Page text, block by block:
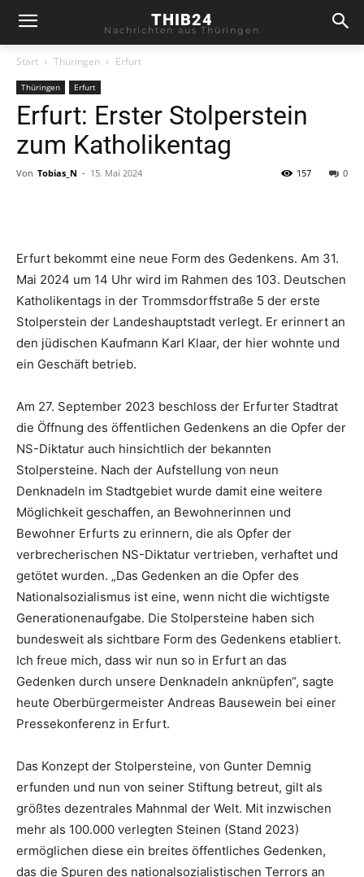
THIB24
Nachrichten aus Thüringen
Start Thüringen Erfurt
Thüringen Erfurt
Erfurt: Erster Stolperstein
zum Katholikentag
Von Tobias_N - 15. Mai 2024 0
157
Erfurt bekommt eine neue Form des Gedenkens. Am 31.
Mai 2024 um 14 Uhr wird im Rahmen des 103. Deutschen
Katholikentags in der Trommsdorffstraße 5 der erste
Stolperstein der Landeshauptstadt verlegt. Er erinnert an
den jüdischen Kaufmann Karl Klaar, der hier wohnte und
ein Geschäft betrieb.
Am 27. September 2023 beschloss der Erfurter Stadtrat
die Öffnung des öffentlichen Gedenkens an die Opfer der
NS-Diktatur auch hinsichtlich der bekannten
Stolpersteine. Nach der Aufstellung von neun
Denknadeln im Stadtgebiet wurde damit eine weitere
Möglichkeit geschaffen, an Bewohnerinnen und
Bewohner Erfurts zu erinnern, die als Opfer der
verbrecherischen NS-Diktatur vertrieben, verhaftet und
getötet wurden. „Das Gedenken an die Opfer des
Nationalsozialismus ist eine, wenn nicht die wichtigste
Generationenaufgabe. Die Stolpersteine haben sich
bundesweit als sichtbare Form des Gedenkens etabliert.
Ich freue mich, dass wir nun so in Erfurt an das
Gedenken durch unsere Denknadeln anknüpfen“, sagte
heute Oberbürgermeister Andreas Bausewein bei einer
Pressekonferenz in Erfurt.
Das Konzept der Stolpersteine, von Gunter Demnig
erfunden und nun von seiner Stiftung betreut, gilt als
größtes dezentrales Mahnmal der Welt. Mit inzwischen
mehr als 100.000 verlegten Steinen (Stand 2023)
ermöglichen diese ein breites öffentliches Gedenken,
das die Spuren des nationalsozialistischen Terrors an